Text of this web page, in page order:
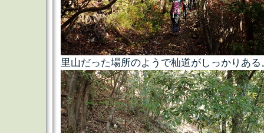
里山だった場所のようで杣道がしっかりある